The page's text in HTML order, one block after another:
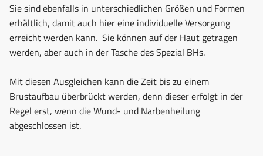
Sie sind ebenfalls in unterschiedlichen Größen und Formen
erhältlich, damit auch hier eine individuelle Versorgung
erreicht werden kann. Sie können auf der Haut getragen
werden, aber auch in der Tasche des Spezial BHs.
Mit diesen Ausgleichen kann die Zeit bis zu einem
Brustaufbau überbrückt werden, denn dieser erfolgt in der
Regel erst, wenn die Wund- und Narbenheilung
abgeschlossen ist.